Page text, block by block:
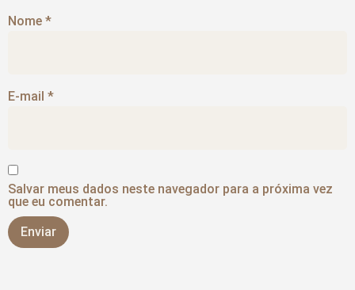
Nome *
E-mail *
Salvar meus dados neste navegador para a próxima vez
que eu comentar.